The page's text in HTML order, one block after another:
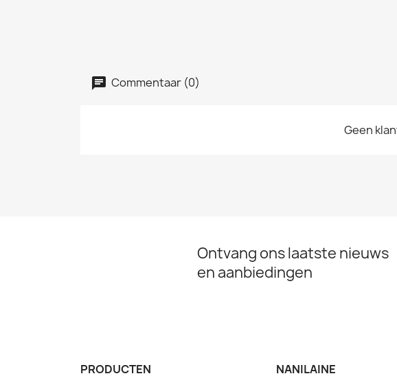
Commentaar (0)
Geen
Ontvang ons laatste nieuws
en aanbiedingen
PRODUCTEN NANILAINE